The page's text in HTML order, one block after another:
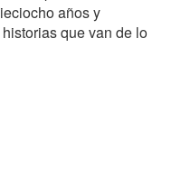
años y
que van de lo